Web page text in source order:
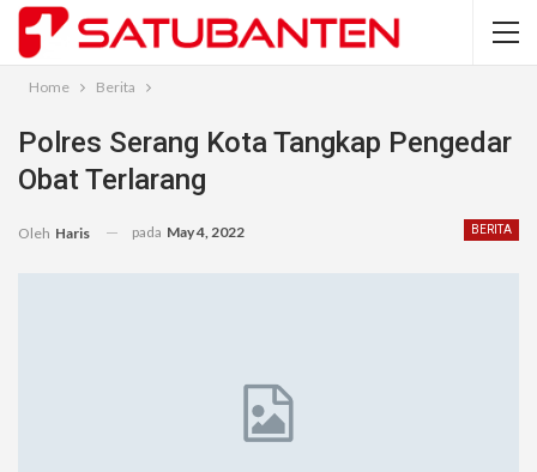
Home Berita
Polres Serang Kota Tangkap Pengedar
Obat Terlarang
BERITA
Oleh Haris pada May 4, 2022